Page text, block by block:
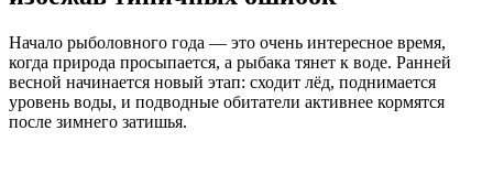
Начало рыболовного года — это очень интересное время,
когда природа просыпается, а рыбака тянет к воде. Ранней
весной начинается новый этап: сходит лёд, поднимается
уровень воды, и подводные обитатели активнее кормятся
после зимнего затишья.